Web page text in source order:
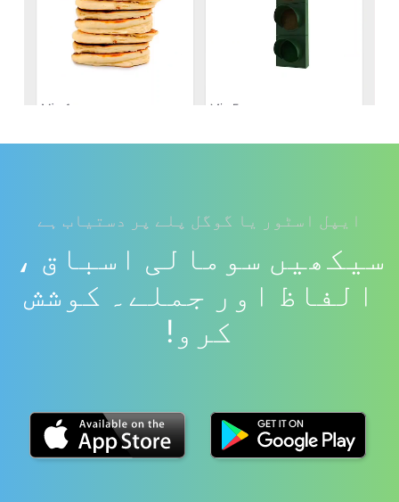
ایپل اسٹور یا گوگل پلے پر دستیاب ہے
سیکھیں سومالی اسباق ،
الفاظ اور جملے۔ کوشش
کرو!